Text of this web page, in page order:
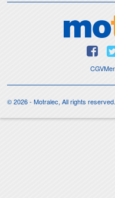
CGV
© 2026 - Motralec, All rights